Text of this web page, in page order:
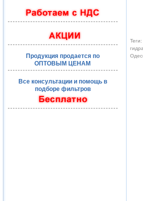
Продукция продается по
ОПТОВЫМ ЦЕНАМ
Все консультации и помощь в
подборе фильтров